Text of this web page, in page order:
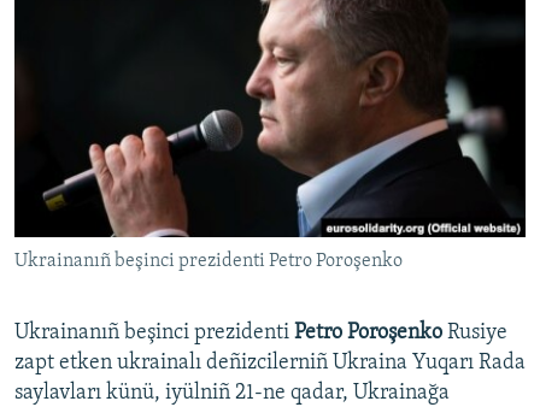
Українською
RFE/RS bütün saytları
Ukrainanıñ beşinci prezidenti Petro Poroşenko
Ukrainanıñ beşinci prezidenti Petro Poroşenko Rusiye
zapt etken ukrainalı deñizcilerniñ Ukraina Yuqarı Rada
saylavları künü, iyülniñ 21-ne qadar, Ukrainağa